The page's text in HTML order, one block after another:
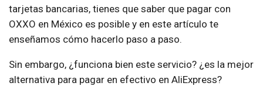
tarjetas bancarias, tienes que saber que pagar con
OXXO en México es posible y en este artículo te
enseñamos cómo hacerlo paso a paso.
Sin embargo, ¿funciona bien este servicio? ¿es la mejor
alternativa para pagar en efectivo en AliExpress?